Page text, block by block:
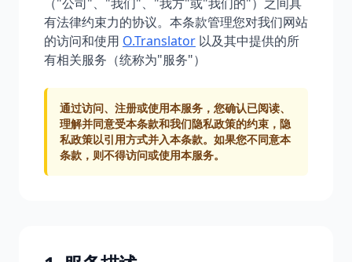
有法律约束力的协议。本条款管理您对我们网站
的访问和使用 O.Translator 以及其中提供的所
有相关服务（统称为"服务"）
通过访问、注册或使用本服务，您确认已阅读、
理解并同意受本条款和我们隐私政策的约束，隐
私政策以引用方式并入本条款。如果您不同意本
条款，则不得访问或使用本服务。